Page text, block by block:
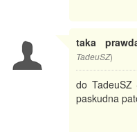
taka
TadeuSZ)
do TadeuSZ
paskudna